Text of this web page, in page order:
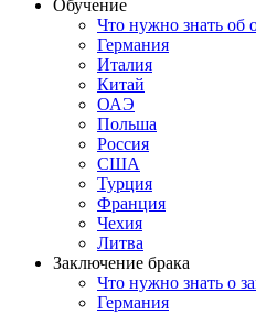
Обучение
Что нужно знать об
Германия
Италия
Китай
ОАЭ
Польша
Россия
США
Турция
Франция
Чехия
Литва
Заключение брака
Что нужно знать о
Германия